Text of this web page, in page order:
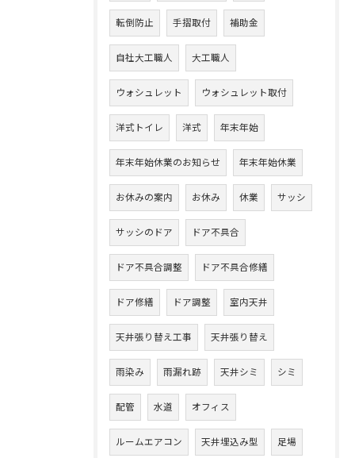
転倒防止 手摺取付 補助金
自社大工職人 大工職人
ウォシュレット ウォシュレット取付
洋式トイレ 洋式 年末年始
年末年始休業のお知らせ 年末年始休業
お休みの案内 お休み 休業 サッシ
サッシのドア ドア不具合
ドア不具合調整 ドア不具合修繕
ドア修繕 ドア調整 室内天井
天井張り替え工事 天井張り替え
雨染み 雨漏れ跡 天井シミ シミ
配管 水道 オフィス
ルームエアコン 天井埋込み型 足場